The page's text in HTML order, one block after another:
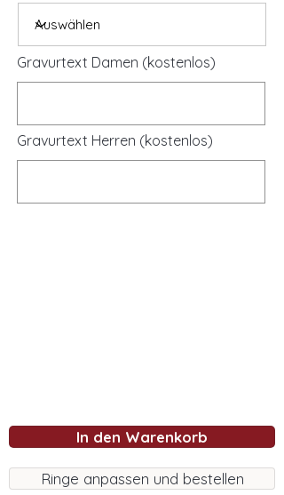
Gravurtext Damen (kostenlos)
Gravurtext Herren (kostenlos)
In den Warenkorb
Ringe anpassen und bestellen